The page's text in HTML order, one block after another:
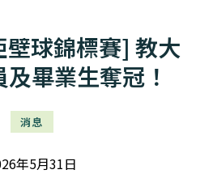
球錦標賽] 教大
畢業生奪冠！
消息
年5月31日